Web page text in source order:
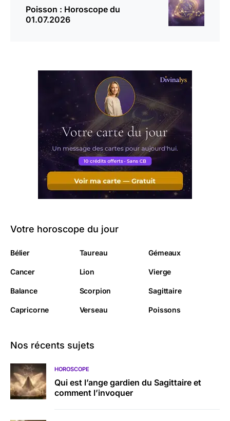
Poisson : Horoscope du
01.07.2026
Votre horoscope du jour
Bélier Taureau Gémeaux
Cancer Lion Vierge
Balance Scorpion Sagittaire
Capricorne Verseau Poissons
Nos récents sujets
HOROSCOPE
Qui est l’ange gardien du Sagittaire et
comment l’invoquer